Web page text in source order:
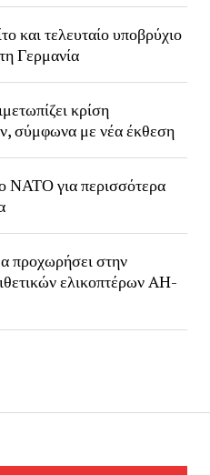
και τελευταίο υποβρύχιο
Γερμανία
κρίση
σύμφωνα με νέα έκθεση
ΝΑΤΟ για περισσότερα
προχωρήσει στην
ελικοπτέρων AH-